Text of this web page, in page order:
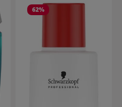
62%